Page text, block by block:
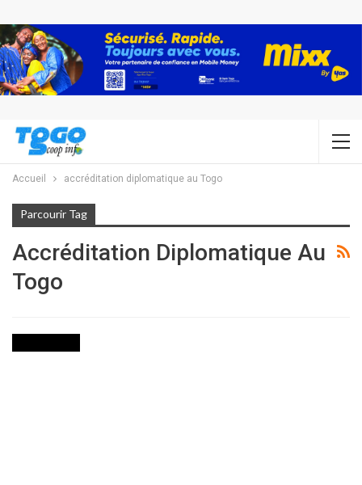
Accueil accréditation diplomatique au Togo
Parcourir Tag
Accréditation Diplomatique Au
Togo